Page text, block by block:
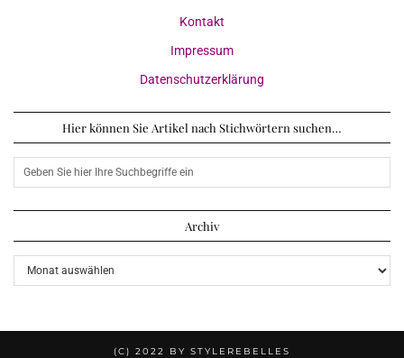
Kontakt
Impressum
Datenschutzerklärung
Hier können Sie Artikel nach Stichwörtern suchen…
Archiv
Archiv
(C) 2022 BY STYLEREBELLES